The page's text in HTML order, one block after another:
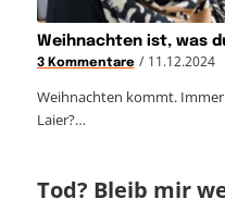
Weihnachten ist, was
3 Kommentare / 11.12.2024
Weihnachten kommt.
Laier?…
Tod? Bleib mir